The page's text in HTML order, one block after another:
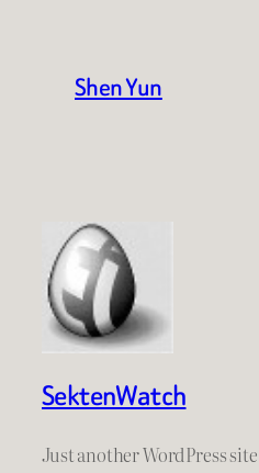
Shen Yun
SektenWatch
Just another WordPress site